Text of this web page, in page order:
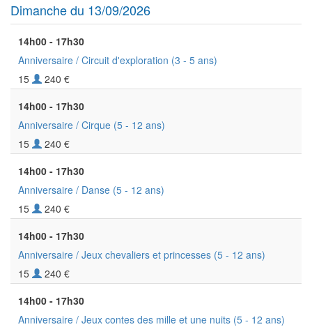
Dimanche du 13/09/2026
14h00 - 17h30
Anniversaire / Circuit d'exploration (3 - 5 ans)
15
240 €
14h00 - 17h30
Anniversaire / Cirque (5 - 12 ans)
15
240 €
14h00 - 17h30
Anniversaire / Danse (5 - 12 ans)
15
240 €
14h00 - 17h30
Anniversaire / Jeux chevaliers et princesses (5 - 12 ans)
15
240 €
14h00 - 17h30
Anniversaire / Jeux contes des mille et une nuits (5 - 12 ans)